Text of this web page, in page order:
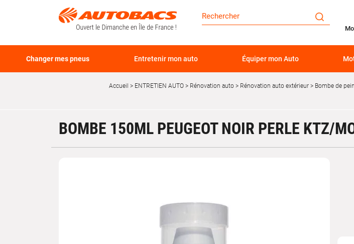
Changer mes pneus Entretenir mon auto Équiper mon Auto
Accueil ENTRETIEN AUTO Rénovation auto Rénovation auto extérieur Bombe de
BOMBE 150ML PEUGEOT NOIR PERLE KTZ/